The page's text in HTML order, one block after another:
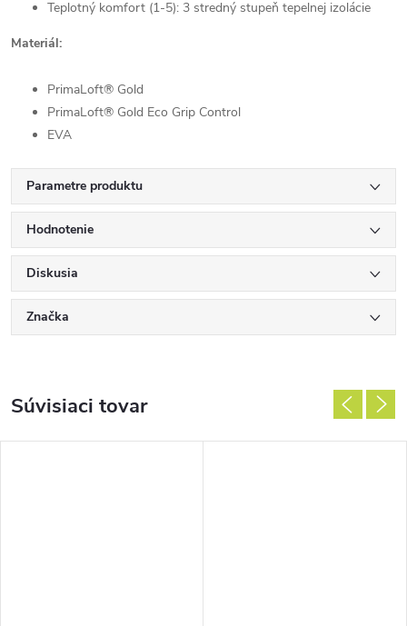
Teplotný komfort (1-5): 3 stredný stupeň tepelnej izolácie
Materiál:
PrimaLoft® Gold
PrimaLoft® Gold Eco Grip Control
EVA
Parametre produktu
Hodnotenie
Diskusia
Značka
Súvisiaci tovar